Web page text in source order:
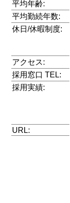
平均年齢:
平均勤続年数:
休日/休暇制度:
アクセス:
採用窓口 TEL:
採用実績:
URL: